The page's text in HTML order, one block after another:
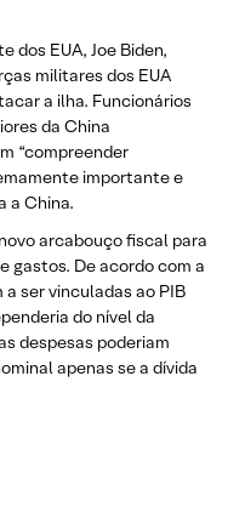
dos EUA, Joe Biden,
militares dos EUA
a ilha. Funcionários
da China
“compreender
importante e
a China.
arcabouço fiscal para
De acordo com a
a ser vinculadas ao PIB
do nível da
despesas poderiam
apenas se a dívida